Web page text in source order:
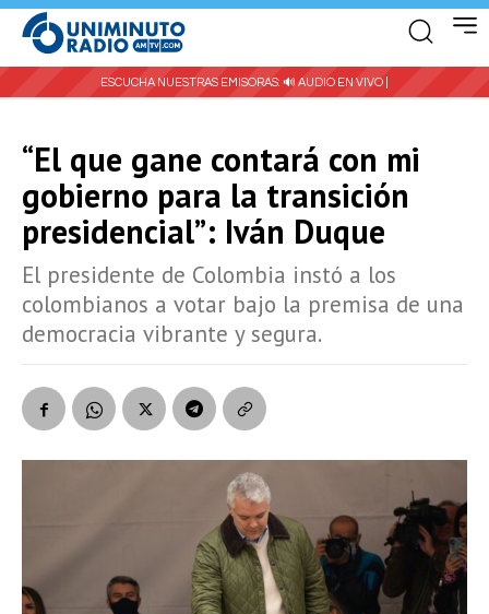
ESCUCHA NUESTRAS EMISORAS: 🔊 AUDIO EN VIVO |
“El que gane contará con mi
gobierno para la transición
presidencial”: Iván Duque
El presidente de Colombia instó a los
colombianos a votar bajo la premisa de una
democracia vibrante y segura.